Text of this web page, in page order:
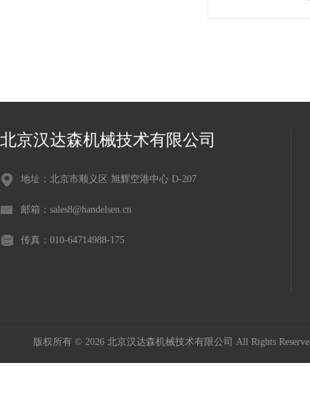
北京汉达森机械技术有限公司
地址：北京市顺义区 旭辉空港中心 D-207
邮箱：sales8@handelsen.cn
传真：010-64714988-175
版权所有 © 2026 北京汉达森机械技术有限公司 All Rights